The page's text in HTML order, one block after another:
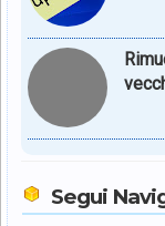
Segui